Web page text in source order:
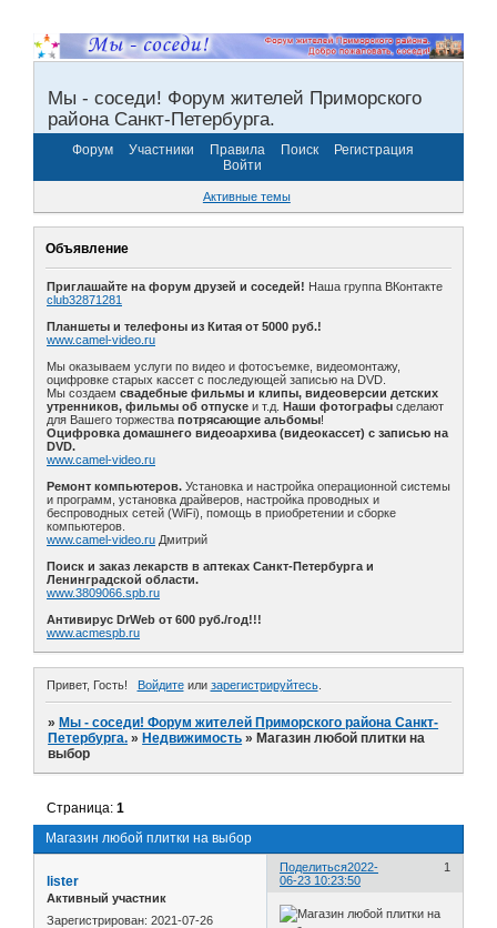
Мы - соседи! Форум жителей Приморского
района Санкт-Петербурга.
Форум Участники Правила Поиск
Регистрация
Войти
Активные темы
Объявление
Приглашайте на форум друзей и соседей! Наша группа ВКонтакте
club32871281
Планшеты и телефоны из Китая от 5000 руб.!
www.camel-video.ru
Мы оказываем услуги по видео и фотосъемке, видеомонтажу,
оцифровке старых кассет с последующей записью на DVD.
Мы создаем свадебные фильмы и клипы, видеоверсии детских
утренников, фильмы об отпуске и т.д. Наши фотографы сделают
для Вашего торжества потрясающие альбомы!
Оцифровка домашнего видеоархива (видеокассет) с записью на
DVD.
www.camel-video.ru
Ремонт компьютеров. Установка и настройка операционной системы
и программ, установка драйверов, настройка проводных и
беспроводных сетей (WiFi), помощь в приобретении и сборке
компьютеров.
www.camel-video.ru Дмитрий
Поиск и заказ лекарств в аптеках Санкт-Петербурга и
Ленинградской области.
www.3809066.spb.ru
Антивирус DrWeb от 600 руб./год!!!
www.acmespb.ru
Привет, Гость! Войдитеили зарегистрируйтесь.
» Мы - соседи! Форум жителей Приморского района Санкт-
Петербурга. » Недвижимость » Магазин любой плитки на
выбор
Магазин любой плитки на выбор
Страница:1
Поделиться 1
2022-
06-23 10:23:50
lister
Активный участник
Зарегистрирован: 2021-07-26